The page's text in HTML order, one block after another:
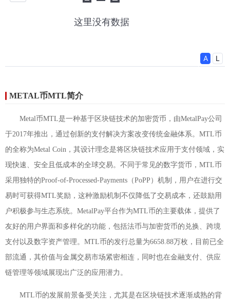
METAL币MTL简介
Metal币MTL是一种基于区块链技术的加密货币，由MetalPay公司
于2017年推出，通过创新的支付解决方案改变传统金融体系。MTL币
的全称为Metal Coin，其设计理念是将区块链技术应用于支付领域，实
现快速、安全且低成本的全球交易。不同于常见的数字货币，MTL币
采用独特的Proof-of-Processed-Payments（PoPP）机制，用户在进行交
易时可获得MTL奖励，这种激励机制不仅降低了交易成本，还鼓励用
户积极参与生态系统。MetalPay平台作为MTL币的主要载体，提供了
友好的用户界面和多样化的功能，包括法币与加密货币的兑换、跨境
支付以及数字资产管理。MTL币的发行总量为6658.88万枚，目前已全
部流通，其价值与金属交易市场紧密相连，同时也在金融支付、供应
链管理等领域展现出广泛的应用潜力。
MTL币的发展前景备受关注，尤其是在区块链技术逐渐成熟的背